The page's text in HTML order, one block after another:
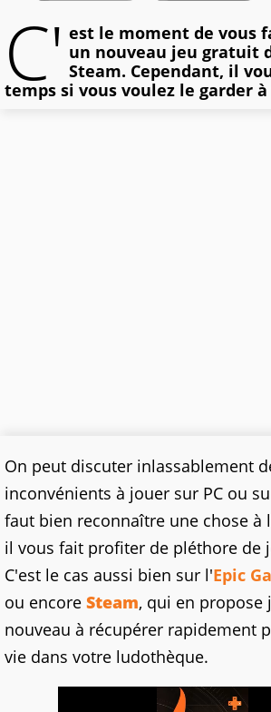
C' est le moment de vous
un nouveau jeu gratuit
Steam. Cependant, il
temps si vous voulez le garder à
On peut discuter inlassablement
inconvénients à jouer sur PC ou
faut bien reconnaître une chose à
il vous fait profiter de pléthore de
C'est le cas aussi bien sur l'Epic
ou encore Steam, qui en propose
nouveau à récupérer rapidement
vie dans votre ludothèque.